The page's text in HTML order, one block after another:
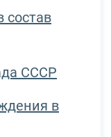
состав
СССР
в